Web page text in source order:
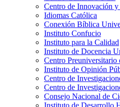
Centro de Innovación
Idiomas Católica
Conexión Bíblica
Instituto Confucio
Instituto para la Calidad
Instituto de Docencia
Centro
Instituto de Opinión
Centro de
Centro de
Consejo Nacional de
Instituto de Desarrollo